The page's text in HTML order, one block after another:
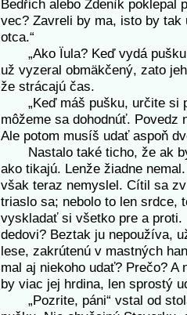
Bedřich alebo Zdenìk poklepal
vec? Zavreli by ma, isto by tak
otca.“
„Ako Ïula? Keď vydá pušku,
už vyzeral obmäkčený, zato
že strácajú čas.
„Keď máš pušku, určite si
môžeme sa dohodnúť.
Ale potom musíš udať aspoň
Nastalo také ticho, že ak by
ako tikajú. Lenže žiadne
však teraz nemyslel. Cítil sa
triaslo sa; nebolo to len srdce,
vyskladať si všetko pre a proti.
dedovi? Beztak ju nepoužíva,
lese, zakrútenú v mastných
mal aj niekoho udať? Prečo?
by viac jej hrdina, len sprostý
„Pozrite, páni“ vstal od